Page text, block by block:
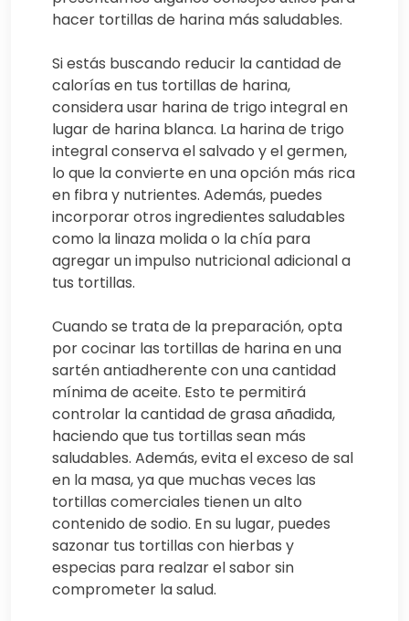
hacer tortillas de harina más saludables.
Si estás buscando reducir la cantidad de
calorías en tus tortillas de harina,
considera usar harina de trigo integral en
lugar de harina blanca. La harina de trigo
integral conserva el salvado y el germen,
lo que la convierte en una opción más rica
en fibra y nutrientes. Además, puedes
incorporar otros ingredientes saludables
como la linaza molida o la chía para
agregar un impulso nutricional adicional a
tus tortillas.
Cuando se trata de la preparación, opta
por cocinar las tortillas de harina en una
sartén antiadherente con una cantidad
mínima de aceite. Esto te permitirá
controlar la cantidad de grasa añadida,
haciendo que tus tortillas sean más
saludables. Además, evita el exceso de sal
en la masa, ya que muchas veces las
tortillas comerciales tienen un alto
contenido de sodio. En su lugar, puedes
sazonar tus tortillas con hierbas y
especias para realzar el sabor sin
comprometer la salud.